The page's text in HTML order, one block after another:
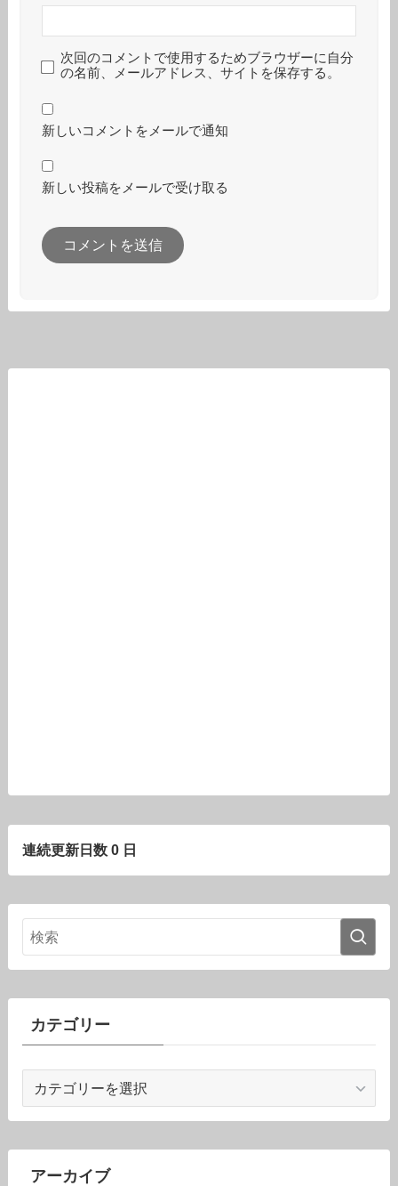
次回のコメントで使用するためブラウザーに自分
の名前、メールアドレス、サイトを保存する。
新しいコメントをメールで通知
新しい投稿をメールで受け取る
連続更新日数 0 日
カテゴリー
ゴ
リ
ーアーカイブ